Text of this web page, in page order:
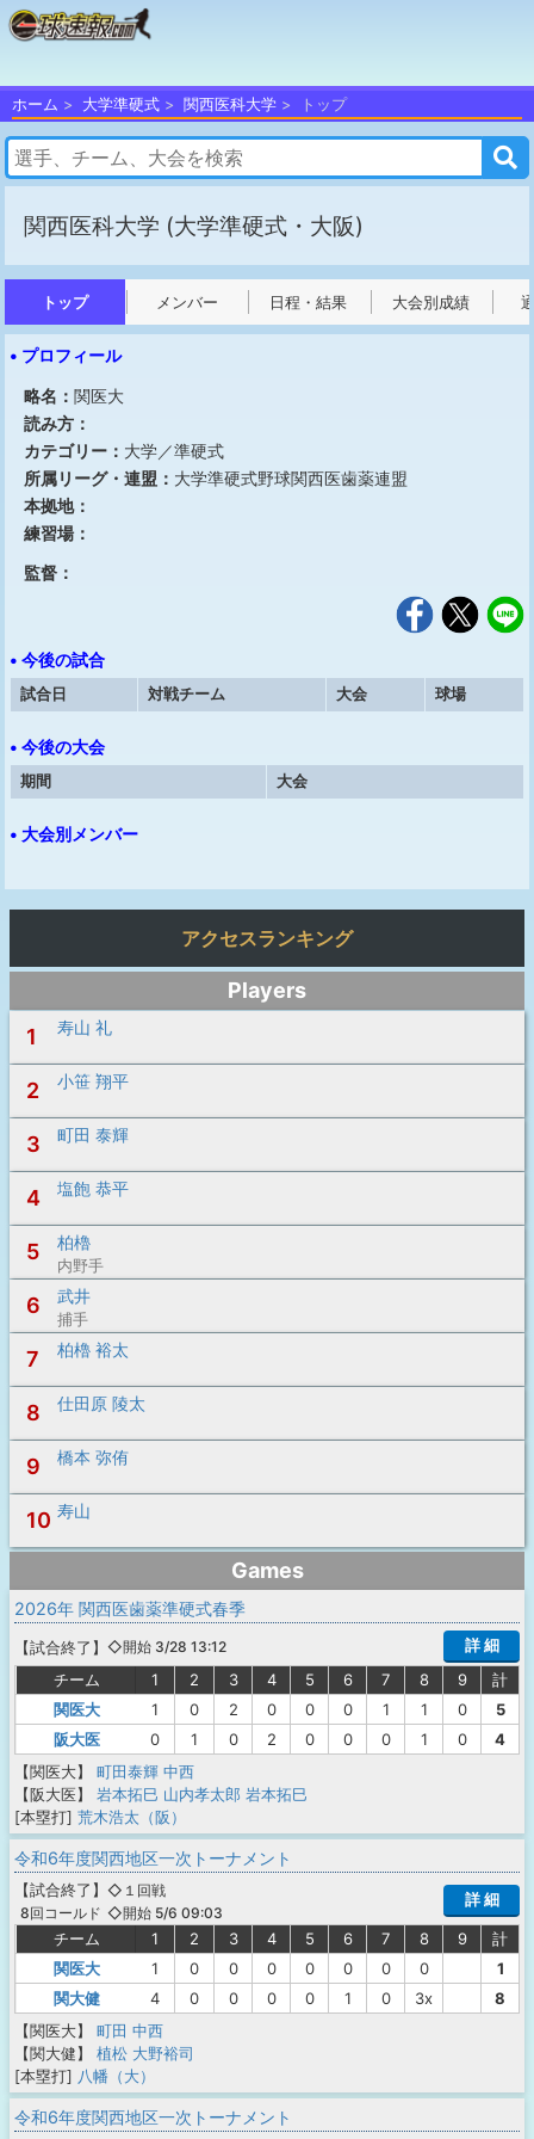
ホーム 大学準硬式 関西医科大学 トップ
関西医科大学 (大学準硬式・大阪)
トップ メンバー 日程・結果 大会別成績
• プロフィール
略名： 関医大
読み方：
カテゴリー： 大学／準硬式
所属リーグ・連盟： 大学準硬式野球関西医歯薬連盟
本拠地：
練習場：
監督：
• 今後の試合
試合日
対戦チーム 大会 球場
• 今後の大会
期間
大会
• 大会別メンバー
アクセスランキング
Players
1
寿山 礼
2 小笹 翔平
3 町田 泰輝
4 塩飽 恭平
5 柏櫓
内野手
6 武井
捕手
7 柏櫓 裕太
8 仕田原 陵太
9 橋本 弥侑
10 寿山
Games
2026年 関西医歯薬準硬式春季
【試合終了 】 ◇開始 3/28 13:12
詳 細
チーム
1 2 3 4 5 6 7 8 9
計
関医大
1 0 2 0 0 0 1 1 0
5
阪大医
0 1 0 2 0 0 0 1 0
4
【関医大】
町田泰輝 中西
【阪大医】
岩本拓巳 山内孝太郎 岩本拓巳
[本塁打] 荒木浩太（阪）
令和6年度関西地区一次トーナメント
【試合終了 】
8回コールド
◇１回戦
◇開始 5/6 09:03
詳 細
チーム 1 2 3 4 5 6 7 8 9
計
関医大
1 0 0 0 0 0 0 0
1
関大健
4 0 0 0 0 1 0 3x
8
【関医大】
町田 中西
【関大健】
植松 大野裕司
[本塁打] 八幡（大）
令和6年度関西地区一次トーナメント